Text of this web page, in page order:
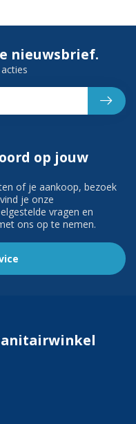
op jouw
of je aankoop, bezoek
je onze
vragen en
ons op te nemen.
nieuwsbrief.